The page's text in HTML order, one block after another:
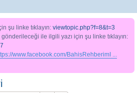
şu linke tıklayın: viewtopic.php?f=8&t=3
ile ilgili yazı için şu linke tıklayın:
www.facebook.com/BahisRehberimI ...